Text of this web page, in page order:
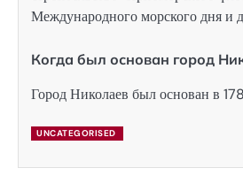
Международного морского дня и
Когда был основан город
Город Николаев был основан в
UNCATEGORISED